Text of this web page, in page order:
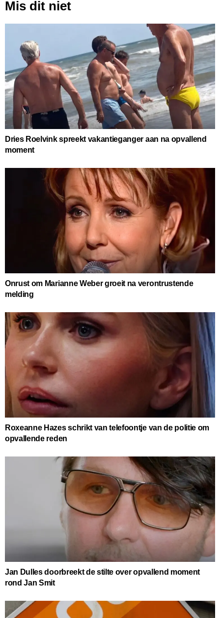
Mis dit niet
Dries Roelvink spreekt vakantieganger aan na opvallend
moment
Onrust om Marianne Weber groeit na verontrustende
melding
Roxeanne Hazes schrikt van telefoontje van de politie om
opvallende reden
Jan Dulles doorbreekt de stilte over opvallend moment
rond Jan Smit